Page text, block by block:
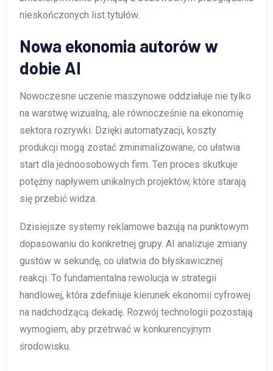
nieskończonych list tytułów.
Nowa ekonomia autorów w
dobie AI
Nowoczesne uczenie maszynowe oddziałuje nie tylko
na warstwę wizualną, ale równocześnie na ekonomię
sektora rozrywki. Dzięki automatyzacji, koszty
produkcji mogą zostać zminimalizowane, co ułatwia
start dla jednoosobowych firm. Ten proces skutkuje
potężny napływem unikalnych projektów, które starają
się przebić widza.
Dzisiejsze systemy reklamowe bazują na punktowym
dopasowaniu do konkretnej grupy. AI analizuje zmiany
gustów w sekundę, co ułatwia do błyskawicznej
reakcji. To fundamentalna rewolucja w strategii
handlowej, która zdefiniuje kierunek ekonomii cyfrowej
na nadchodzącą dekadę. Rozwój technologii pozostają
wymogiem, aby przetrwać w konkurencyjnym
środowisku.